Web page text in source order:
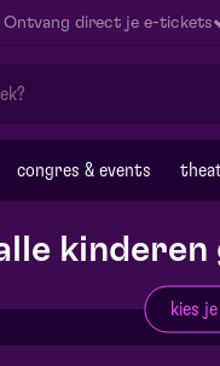
Ontvang direct je e-tickets
congres & events
kies